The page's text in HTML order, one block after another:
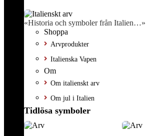
«Historia och symboler från Italien…»
Shoppa
Arvprodukter
Italienska Vapen
Om
Om italienskt arv
Om jul i Italien
Tidlösa symboler